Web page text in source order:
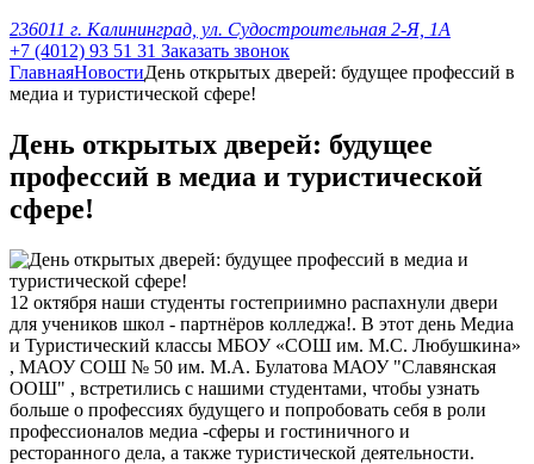
236011 г. Калининград, ул. Судостроительная 2-Я, 1А
+7 (4012) 93 51 31 Заказать звонок
ГлавнаяНовостиДень открытых дверей: будущее профессий в
медиа и туристической сфере!
День открытых дверей: будущее
профессий в медиа и туристической
сфере!
12 октября наши студенты гостеприимно распахнули двери
для учеников школ - партнёров колледжа!. В этот день Медиа
и Туристический классы МБОУ «СОШ им. М.С. Любушкина»
, МАОУ СОШ № 50 им. М.А. Булатова МАОУ "Славянская
ООШ" , встретились с нашими студентами, чтобы узнать
больше о профессиях будущего и попробовать себя в роли
профессионалов медиа -сферы и гостиничного и
ресторанного дела, а также туристической деятельности.